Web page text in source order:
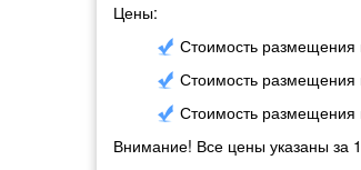
Цены:
Стоимость размещения
Стоимость размещения
Стоимость размещения
Внимание! Все цены указаны за